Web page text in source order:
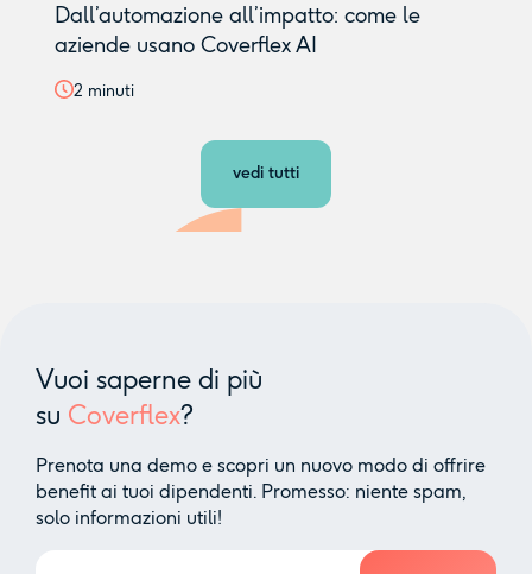
Dall’automazione all’impatto: come le
aziende usano Coverflex AI
2 minuti
vedi tutti
Vuoi saperne di più
su Coverflex?
Prenota una demo e scopri un nuovo modo di offrire
benefit ai tuoi dipendenti. Promesso: niente spam,
solo informazioni utili!